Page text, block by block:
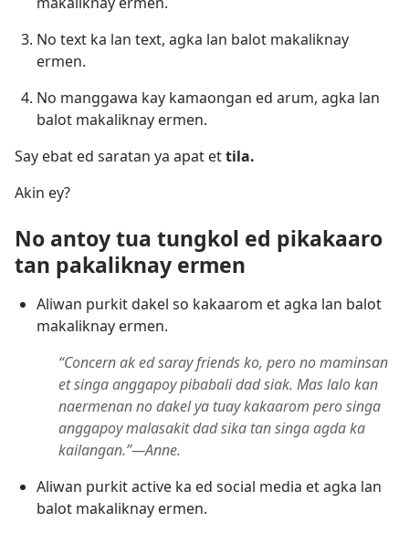
No text ka lan text, agka lan balot makaliknay
ermen.
No manggawa kay kamaongan ed arum, agka lan
balot makaliknay ermen.
Say ebat ed saratan ya apat ettila.
Akin ey?
No antoy tua tungkol ed pikakaaro
tan pakaliknay ermen
Aliwan purkit dakel so kakaarom et agka lan balot
makaliknay ermen.
“Concern ak ed saray friends ko, pero no maminsan
et singa anggapoy pibabali dad siak. Mas lalo kan
naermenan no dakel ya tuay kakaarom pero singa
anggapoy malasakit dad sika tan singa agda ka
kailangan.”​—Anne.
Aliwan purkit active ka ed social media et agka lan
balot makaliknay ermen.